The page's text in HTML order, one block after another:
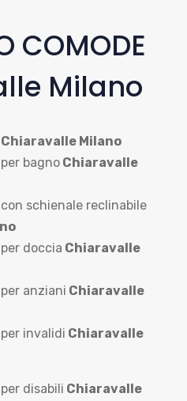
COMODE
Milano
Chiaravalle Milano
bagno Chiaravalle
schienale reclinabile
doccia Chiaravalle
anziani Chiaravalle
invalidi Chiaravalle
disabili Chiaravalle